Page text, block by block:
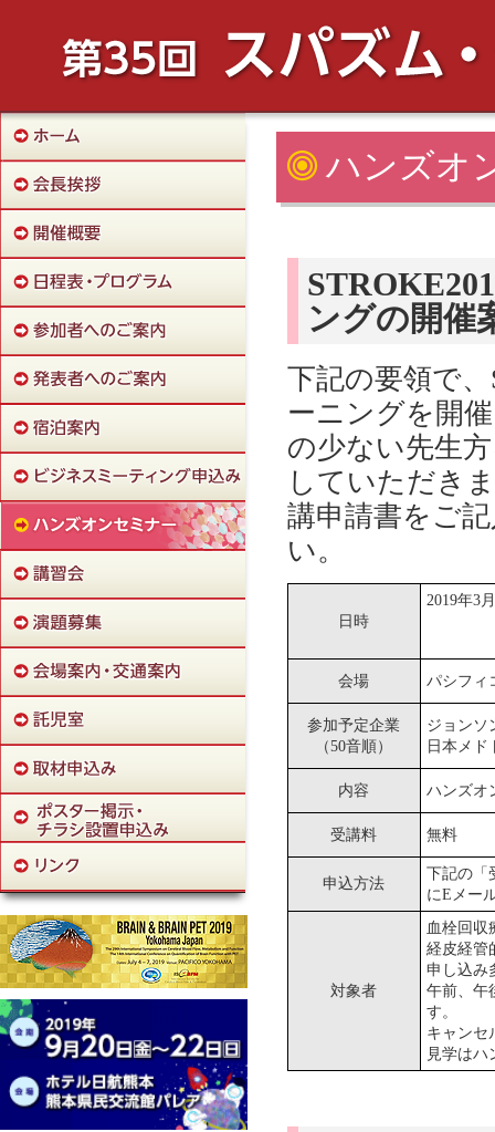
ハンズオ
ングの開催
下記の要領で
ーニングを開
の少ない先生
していただき
講申請書をご
い。
日時
2019年3
会場 パシフ
参加予定企業
（50音順）
ジョンソ
日本メド
内容 ハンズオ
受講料 無料
申込方法
下記の「
にEメー
対象者
血栓回収
経皮経管
申し込み
午前、午
す。
キャンセ
見学はハ